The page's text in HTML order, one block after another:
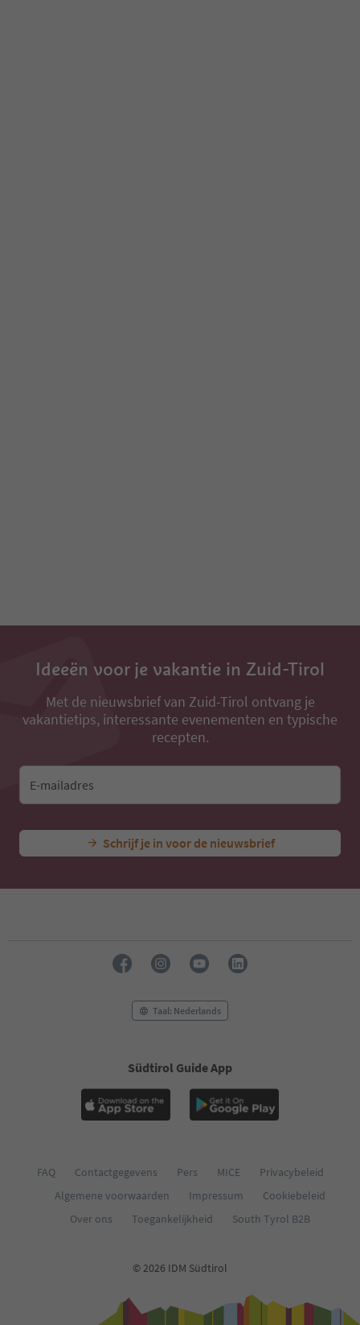
Ideeën voor je vakantie in Zuid-Tirol
Met de nieuwsbrief van Zuid-Tirol ontvang je
vakantietips, interessante evenementen en typische
recepten.
E-mailadres
Schrijf je in voor de nieuwsbrief
Taal: Nederlands
Südtirol Guide App
FAQ Contactgegevens Pers MICE
Privacybeleid
Algemene voorwaarden
Impressum
Cookiebeleid
Over ons
Toegankelijkheid South Tyrol B2B
© 2026 IDM Südtirol